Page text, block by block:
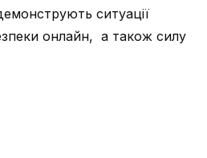
ситуації
онлайн, а також силу